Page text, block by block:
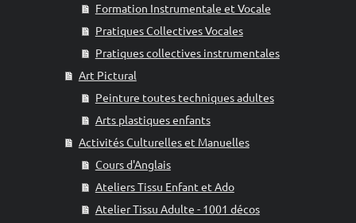
Formation Instrumentale et Vocale
Pratiques Collectives Vocales
Pratiques collectives instrumentales
Art Pictural
Peinture toutes techniques adultes
Arts plastiques enfants
Activités Culturelles et Manuelles
Cours d'Anglais
Ateliers Tissu Enfant et Ado
Atelier Tissu Adulte - 1001 décos